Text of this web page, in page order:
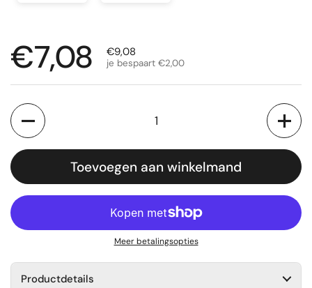
Normale prijs
€7,08 Uitverkoopprijs
€9,08
je bespaart €2,00
Aantal
Toevoegen aan winkelmand
Meer betalingsopties
Productdetails